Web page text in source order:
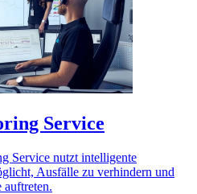
Service
Service nutzt intelligente
Ausfälle zu verhindern und
auftreten.